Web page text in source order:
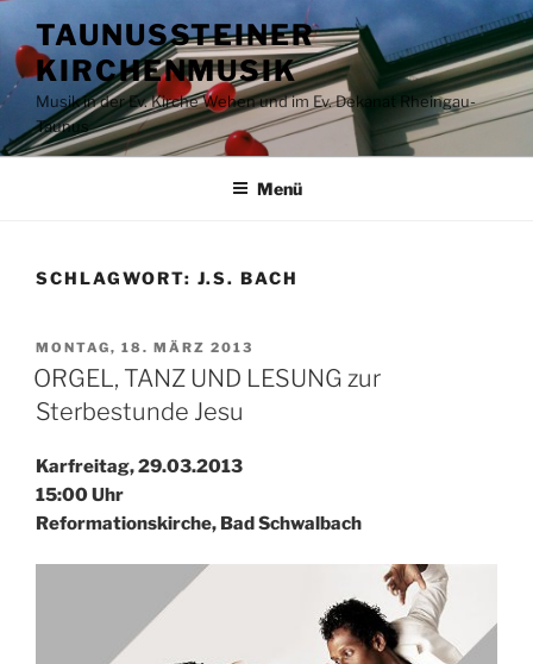
Inhalt
springen
TAUNUSSTEINER
KIRCHENMUSIK
Musik in der Ev. Kirche Wehen und im Ev. Dekanat Rheingau-
Taunus
Menü
SCHLAGWORT: J.S. BACH
VERÖFFENTLICHT
AM
MONTAG, 18. MÄRZ 2013
ORGEL, TANZ UND LESUNG zur
Sterbestunde Jesu
Karfreitag, 29.03.2013
15:00 Uhr
Reformationskirche, Bad Schwalbach